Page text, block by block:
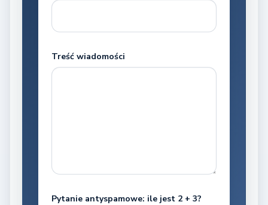
Treść wiadomości
Pytanie antyspamowe: ile jest 2 + 3?